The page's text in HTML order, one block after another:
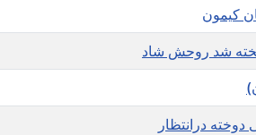
کیمون
شد روحش شاد
دوخته درانتظار